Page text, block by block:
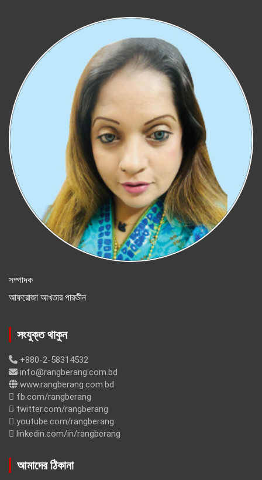
সম্পাদক
আফরোজা আখতার পারভীন
সংযুক্ত থাকুন
+880-2-58314532
info@rangberang.com.bd
www.rangberang.com.bd
fb.com/rangberang
twitter.com/rangberang
youtube.com/rangberang
linkedin.com/in/rangberang
আমাদের ঠিকানা